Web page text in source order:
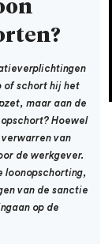
of schort hij het
maar aan de
Hoewel
van
de werkgever.
loonopschorting,
van de sanctie
op de